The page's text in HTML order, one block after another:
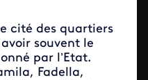
cité des quartiers
souvent le
par l’Etat.
Fadella,